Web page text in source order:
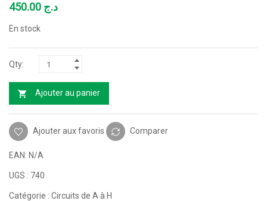
د.ج
En stock
Ajouter au panier
Ajouter aux favoris Comparer
EAN: N/A
UGS : 740
Catégorie : Circuits de A à H